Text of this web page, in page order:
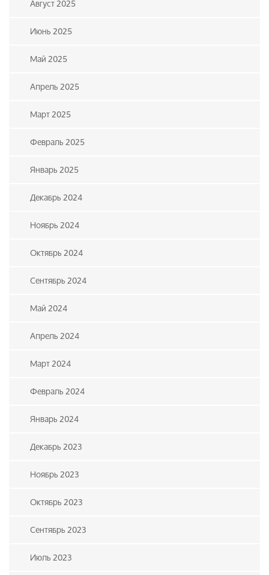
Июнь 2025
Май 2025
Апрель 2025
Март 2025
Февраль 2025
Январь 2025
Декабрь 2024
Ноябрь 2024
Октябрь 2024
Сентябрь 2024
Май 2024
Апрель 2024
Март 2024
Февраль 2024
Январь 2024
Декабрь 2023
Ноябрь 2023
Октябрь 2023
Сентябрь 2023
Июль 2023